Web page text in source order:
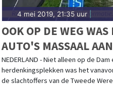
4 mei 2019, 21:35 uur
OOK OP DE WEG
AUTO'S MASSAAL
VOOR
NEDERLAND - Niet alleen op de Dam
herdenkingsplekken was het
de slachtoffers van de Tweede